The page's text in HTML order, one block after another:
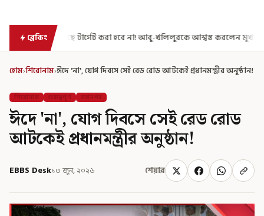
ব্রেকিং
করা হবে না! আবু-খলিলুরকে আশ্বস্ত করলেন মুখ্যমন্ত্রী এগিয়ে গেল আরও
হোম›শিরোনাম›ঈদে 'না', যোগ দিবসে সেই রেড রোড আটকেই প্রধানমন্ত্রীর অনুষ্ঠান!
শিরোনাম গুরুত্বপূর্ণ মহানগর
ঈদে 'না', যোগ দিবসে সেই রেড রোড
আটকেই প্রধানমন্ত্রীর অনুষ্ঠান!
EBBS Desk১৩ জুন, ২০২৬ শেয়ার